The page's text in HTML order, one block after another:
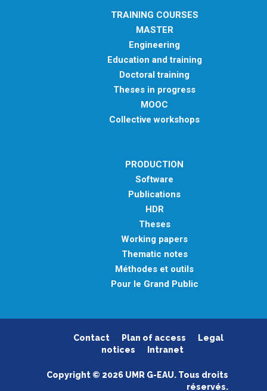
TRAINING COURSES
MASTER
Engineering
Education and training
Doctoral training
Theses in progress
MOOC
Collective workshops
PRODUCTION
Software
Publications
HDR
Theses
Working papers
Thematic notes
Méthodes et outils
Pour le Grand Public
Contact Plan of access
Legal
notices
Intranet
Copyright © 2026 UMR G-EAU. Tous droits
réservés.